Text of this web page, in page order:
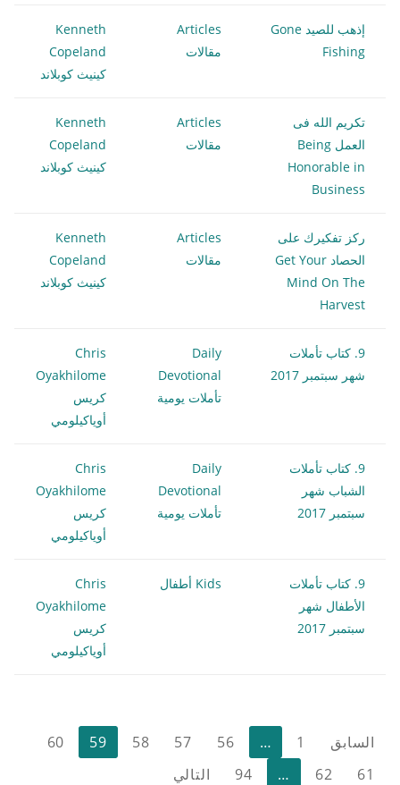
إذهب للصيد Gone
Fishing
Articles
مقالات
Kenneth
Copeland
كينيث كوبلاند
تكريم الله فى
العمل Being
Honorable in
Business
Articles
مقالات
Kenneth
Copeland
كينيث كوبلاند
ركز تفكيرك على
الحصاد Get Your
Mind On The
Harvest
Articles
مقالات
Kenneth
Copeland
كينيث كوبلاند
9. كتاب تأملات
شهر سبتمبر 2017
Daily
Devotional
تأملات يومية
Chris
Oyakhilome
كريس
أوياكيلومي
9. كتاب تأملات
الشباب شهر
سبتمبر 2017
Daily
Devotional
تأملات يومية
Chris
Oyakhilome
كريس
أوياكيلومي
9. كتاب تأملات
الأطفال شهر
سبتمبر 2017
Kids أطفال
Chris
Oyakhilome
كريس
أوياكيلومي
تعدد
صفحات
السابق 1
…
56
57
58
59
60
61
62
…
94 التالي